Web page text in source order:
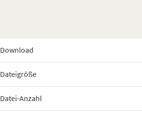
Download
Dateigröße
Datei-Anzahl